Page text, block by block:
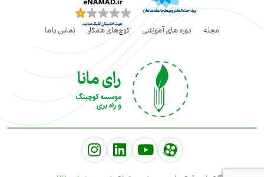
مجله دوره های آموزشی کوچ‌های همکار تماس با ما
social social social